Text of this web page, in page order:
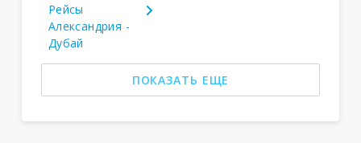
Рейсы
Александрия -
Дубай
ПОКАЗАТЬ ЕЩЕ